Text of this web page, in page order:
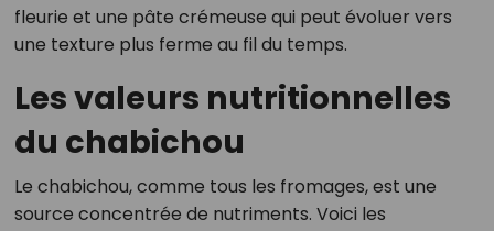
fleurie et une pâte crémeuse qui peut évoluer vers
une texture plus ferme au fil du temps.
Les valeurs nutritionnelles
du chabichou
Le chabichou, comme tous les fromages, est une
source concentrée de nutriments. Voici les